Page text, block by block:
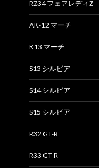
RZ34 フェアレディZ
AK-12 マーチ
K13 マーチ
S13 シルビア
S14 シルビア
S15 シルビア
R32 GT-R
R33 GT-R